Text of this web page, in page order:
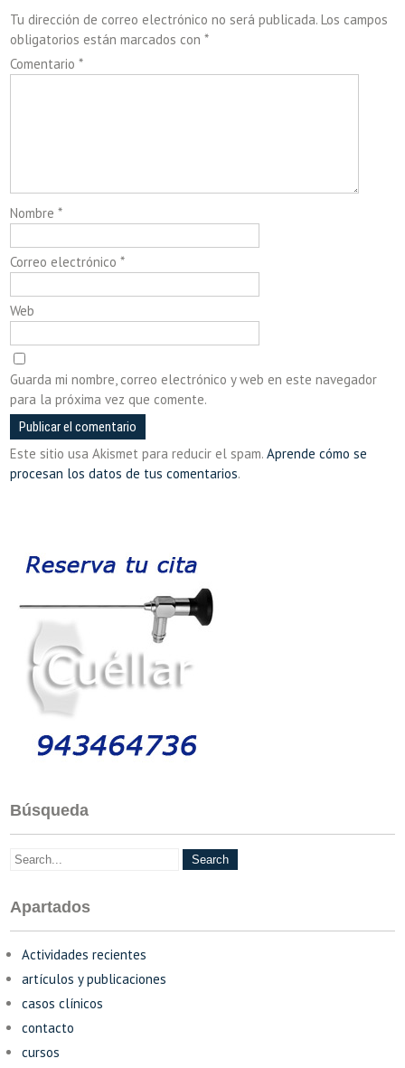
Tu dirección de correo electrónico no será publicada. Los campos
obligatorios están marcados con*
Comentario*
Nombre*
Correo electrónico*
Web
Guarda mi nombre, correo electrónico y web en este navegador
para la próxima vez que comente.
Este sitio usa Akismet para reducir el spam.Aprende cómo se
procesan los datos de tus comentarios.
Búsqueda
Apartados
Actividades recientes
artículos y publicaciones
casos clínicos
contacto
cursos